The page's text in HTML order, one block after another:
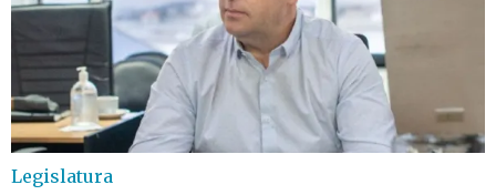
Legislatura